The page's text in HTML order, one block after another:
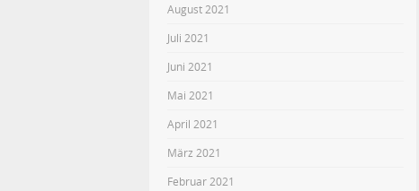
August 2021
Juli 2021
Juni 2021
Mai 2021
April 2021
März 2021
Februar 2021